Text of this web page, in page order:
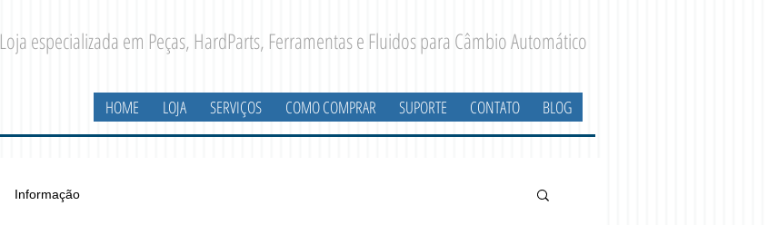
Loja especializada em Peças, HardParts, Ferramentas e Fluidos para Câmbio Automático
HOME LOJA SERVIÇOS COMO COMPRAR SUPORTE CONTATO BLOG
Informação